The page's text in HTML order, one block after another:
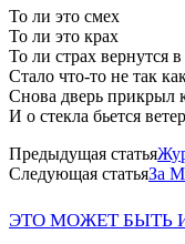
То ли это смех
То ли это крах
То ли страх вернутся
Стало что-то не так
Снова дверь прикрыл
И о стекла бьется ветер
Предыдущая статья
Следующая статьяЗа
ЭТО МОЖЕТ БЫТЬ